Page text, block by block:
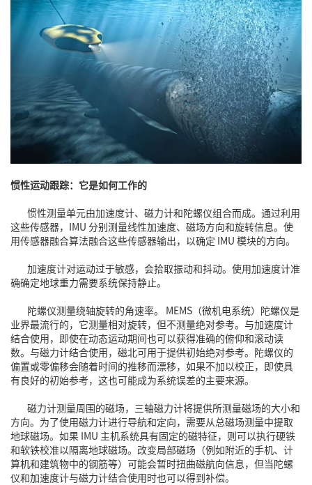
惯性运动跟踪：它是如何工作的
惯性测量单元由加速度计、磁力计和陀螺仪组合而成。通过利用
这些传感器，IMU 分别测量线性加速度、磁场方向和旋转信息。使
用传感器融合算法融合这些传感器输出，以确定 IMU 模块的方向。
加速度计对运动过于敏感，会拾取振动和抖动。使用加速度计准
确确定地球重力需要系统保持静止。
陀螺仪测量绕轴旋转的角速率。 MEMS（微机电系统） 陀螺仪是
业界最流行的，它测量相对旋转，但不测量绝对参考。与加速度计
结合使用，即使在动态运动期间也可以获得准确的俯仰和滚动读
数。与磁力计结合使用，磁北可用于提供初始绝对参考。陀螺仪的
偏置或零偏移会随着时间的推移而漂移，如果不加以校正，即使具
有良好的初始参考，这也可能成为系统误差的主要来源。
磁力计测量周围的磁场，三轴磁力计将提供所测量磁场的大小和
方向。为了使用磁力计进行导航和定向，需要从总磁场测量中提取
地球磁场。如果 IMU 主机系统具有固定的磁特征，则可以执行硬铁
和软铁校准以隔离地球磁场。改变局部磁场（例如附近的手机、计
算机和建筑物中的钢筋等）可能会暂时扭曲磁航向信息，但当陀螺
仪和加速度计与磁力计结合使用时也可以得到补偿。